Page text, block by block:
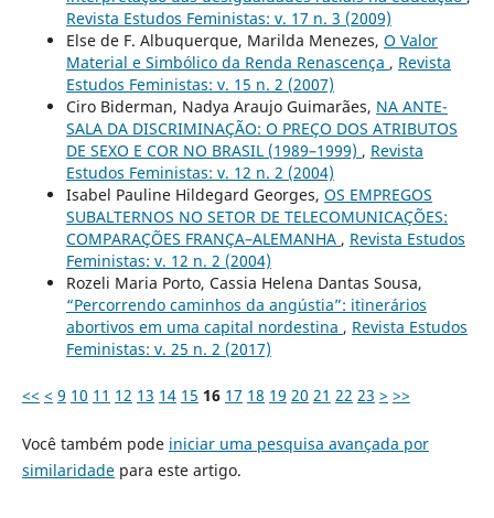
Revista Estudos Feministas: v. 17 n. 3 (2009)
Else de F. Albuquerque, Marilda Menezes, O Valor
Material e Simbólico da Renda Renascença , Revista
Estudos Feministas: v. 15 n. 2 (2007)
Ciro Biderman, Nadya Araujo Guimarães, NA ANTE-
SALA DA DISCRIMINAÇÃO: O PREÇO DOS ATRIBUTOS
DE SEXO E COR NO BRASIL (1989–1999) , Revista
Estudos Feministas: v. 12 n. 2 (2004)
Isabel Pauline Hildegard Georges, OS EMPREGOS
SUBALTERNOS NO SETOR DE TELECOMUNICAÇÕES:
COMPARAÇÕES FRANÇA–ALEMANHA , Revista Estudos
Feministas: v. 12 n. 2 (2004)
Rozeli Maria Porto, Cassia Helena Dantas Sousa,
“Percorrendo caminhos da angústia”: itinerários
abortivos em uma capital nordestina , Revista Estudos
Feministas: v. 25 n. 2 (2017)
<< < 9 10 11 12 13 14 15 16 17 18 19 20 21 22 23 > >>
Você também pode iniciar uma pesquisa avançada por
similaridadepara este artigo.